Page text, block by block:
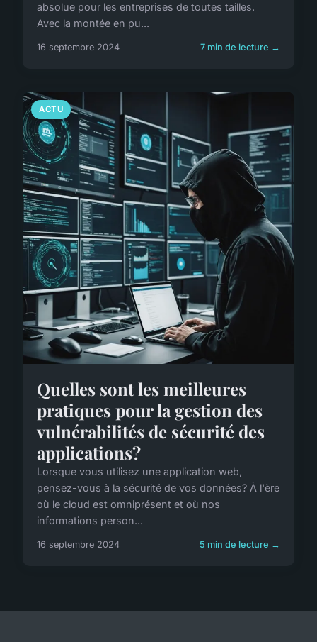
absolue pour les entreprises de toutes tailles.
Avec la montée en pu...
16 septembre 2024 7 min de lecture →
ACTU
Quelles sont les meilleures
pratiques pour la gestion des
vulnérabilités de sécurité des
applications?
Lorsque vous utilisez une application web,
pensez-vous à la sécurité de vos données? À l'ère
où le cloud est omniprésent et où nos
informations person...
16 septembre 2024 5 min de lecture →